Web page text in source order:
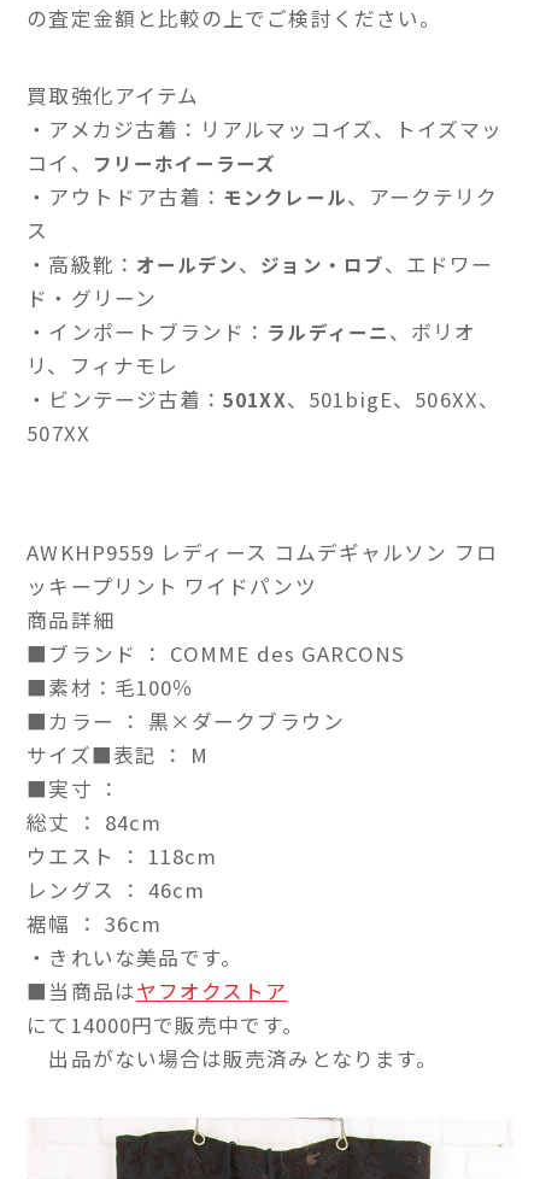
の査定金額と比較の上でご検討ください。
買取強化アイテム
・アメカジ古着：リアルマッコイズ、トイズマッ
コイ、
フリーホイーラーズ
・アウトドア古着： モンクレール、アークテリク
ス
・高級靴： オールデン、 ジョン・ロブ、エドワー
ド・グリーン
・インポートブランド： ラルディーニ、ボリオ
リ、フィナモレ
・ビンテージ古着：501XX、501bigE、506XX、
507XX
AWKHP9559 レディース コムデギャルソン フロ
ッキープリント ワイドパンツ
商品詳細
■ブランド ： COMME des GARCONS
■素材：毛100％
■カラー ： 黒×ダークブラウン
サイズ■表記 ： M
■実寸 ：
総丈 ： 84cm
ウエスト ： 118cm
レングス ： 46cm
裾幅 ： 36cm
・きれいな美品です。
■当商品はヤフオクストア
にて14000円で販売中です。
出品がない場合は販売済みとなります。